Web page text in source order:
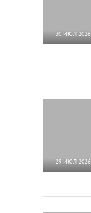
30 ИЮЛ 2026
29 ИЮЛ 2026